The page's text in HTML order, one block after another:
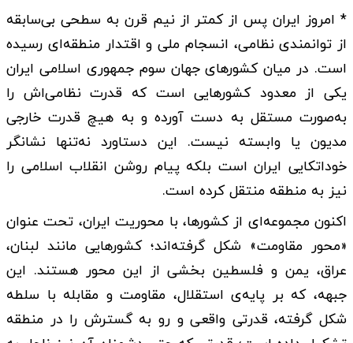
* امروز ایران پس از کمتر از نیم قرن به سطحی بی‌سابقه
از توانمندی نظامی، انسجام ملی و اقتدار منطقه‌ای رسیده
است. در میان کشورهای جهان سوم جمهوری اسلامی ایران
یکی از معدود کشورهایی است که قدرت نظامی‌اش را
به‌صورت مستقل به دست آورده و به هیچ قدرت خارجی
مدیون یا وابسته نیست. این دستاورد نه‌تنها نشانگر
خوداتکایی ایران است بلکه پیام روشن انقلاب اسلامی را
نیز به منطقه منتقل کرده است.
اکنون مجموعه‌ای از کشورها، با محوریت ایران، تحت عنوان
«محور مقاومت» شکل گرفته‌اند؛ کشورهایی مانند لبنان،
عراق، یمن و فلسطین بخشی از این محور هستند. این
جبهه، که بر پایه‌ی استقلال، مقاومت و مقابله با سلطه
شکل گرفته، قدرتی واقعی و رو به گسترش را در منطقه